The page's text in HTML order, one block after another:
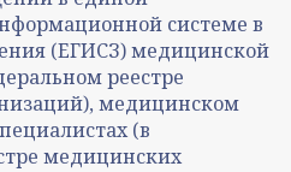
системе в
(ЕГИСЗ) медицинской
реестре
медицинском
(в
медицинских